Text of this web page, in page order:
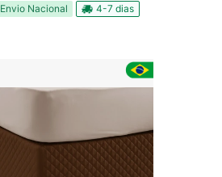
Envio Nacional 4-7 dias